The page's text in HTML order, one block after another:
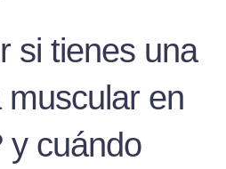
si tienes una
en
y cuándo